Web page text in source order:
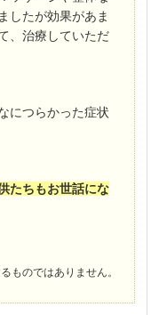
したが効果があま
、治療していただ
につらかった症状
たちもお世話にな
ものではありません。